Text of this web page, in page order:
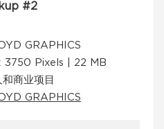
#2
GRAPHICS
3750 Pixels | 22 MB
商业项目
GRAPHICS